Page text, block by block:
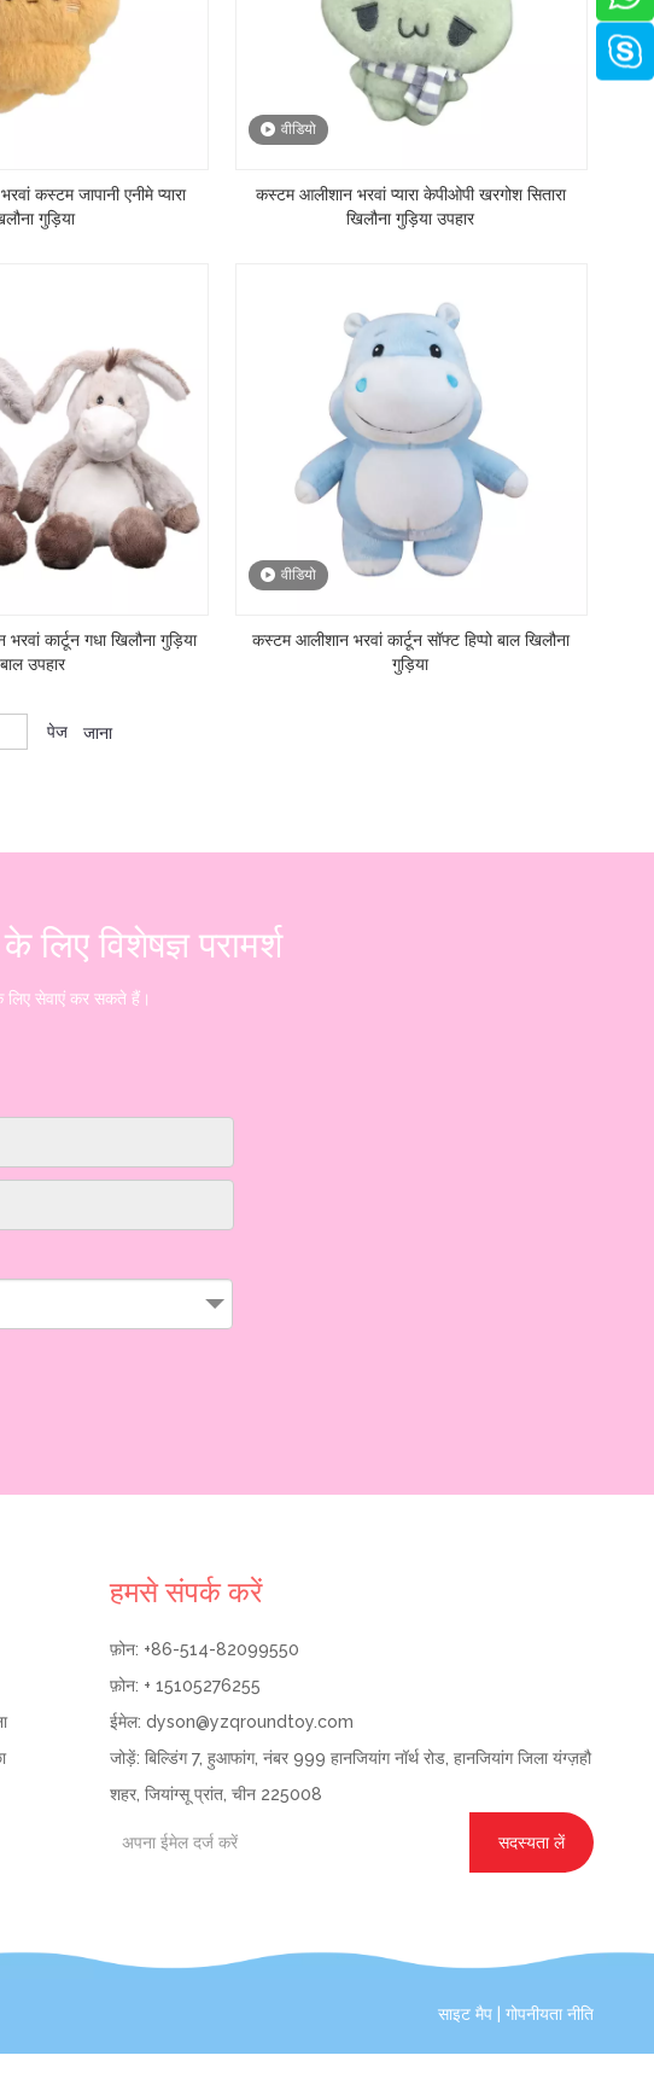
कस्टम जापानी एनीमे प्यारा
गुड़िया
वीडियो
कस्टम आलीशान भरवां प्यारा केपीओपी खरगोश सितारा
खिलौना गुड़िया उपहार
कार्टून गधा खिलौना गुड़िया
बाल उपहार
वीडियो
कस्टम आलीशान भरवां कार्टून सॉफ्ट हिप्पो बाल खिलौना
गुड़िया
पेज जाना
विशेषज्ञ परामर्श
लिए सेवाएं कर सकते हैं।
हमसे संपर्क करें
फ़ोन: +86-514-82099550
फ़ोन: + 15105276255
ईमेल: dyson@yzqroundtoy.com
जोड़ें: बिल्डिंग 7, हुआफांग, नंबर 999 हानजियांग नॉर्थ रोड, हानजियांग जिला यंग्ज़हौ
शहर, जियांग्सू प्रांत, चीन 225008
सदस्यता लें
साइट मैप गोपनीयता नीति